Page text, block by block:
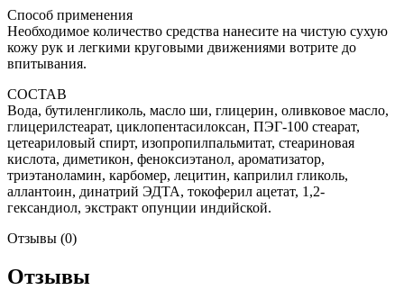
Способ применения
Необходимое количество средства нанесите на чистую сухую
кожу рук и легкими круговыми движениями вотрите до
впитывания.
СОСТАВ
Вода, бутиленгликоль, масло ши, глицерин, оливковое масло,
глицерилстеарат, циклопентасилоксан, ПЭГ-100 стеарат,
цетеариловый спирт, изопропилпальмитат, стеариновая
кислота, диметикон, феноксиэтанол, ароматизатор,
триэтаноламин, карбомер, лецитин, каприлил гликоль,
аллантоин, динатрий ЭДТА, токоферил ацетат, 1,2-
гександиол, экстракт опунции индийской.
Отзывы (0)
Отзывы